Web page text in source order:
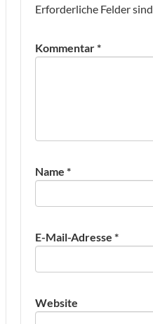
Erforderliche Felder
Kommentar*
Name *
E-Mail-Adresse *
Website